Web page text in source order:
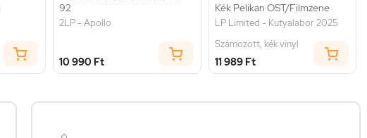
92
2LP - Apollo
10 990 Ft
Kék Pelikan OST/Filmzene
LP Limited - Kutyalabor 2025
Számozott, kék vinyl
11 989 Ft